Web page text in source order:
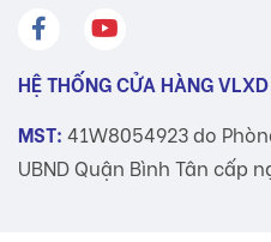
HỆ THỐNG CỬA HÀNG
MST: 41W8054923 do
UBND Quận Bình Tân cấp